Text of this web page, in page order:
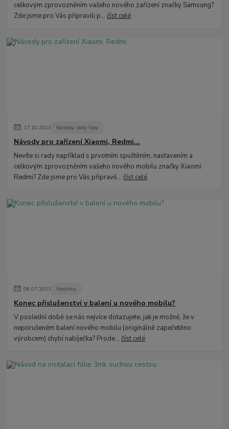
celkovým zprovozněním vašeho nového zařízení značky Samsung?
Zde jsme pro Vás připravili p...číst celé
17.10.2023 Návody, rady, tipy
Návody pro zařízení Xiaomi, Redmi...
Nevíte si rady například s prvotním spuštěním, nastavením a
celkovým zprovozněním vašeho nového mobilu značky Xiaomi
Redmi? Zde jsme pro Vás připravil...číst celé
08.07.2023 Novinky
Konec příslušenství v balení u nového mobilu?
V poslední době se nás nejvíce dotazujete, jak je možné, že v
neporušeném balení nového mobilu (originálně zapečetěno
výrobcem) chybí nabíječka? Prode...číst celé